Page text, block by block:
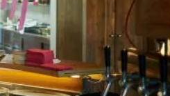
Details
www.hotel-schlachthof-
Alter Wirt